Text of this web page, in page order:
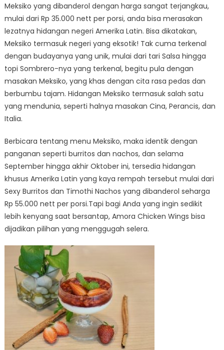
Meksiko yang dibanderol dengan harga sangat terjangkau,
mulai dari Rp 35.000 nett per porsi, anda bisa merasakan
lezatnya hidangan negeri Amerika Latin. Bisa dikatakan,
Meksiko termasuk negeri yang eksotik! Tak cuma terkenal
dengan budayanya yang unik, mulai dari tari Salsa hingga
topi Sombrero-nya yang terkenal, begitu pula dengan
masakan Meksiko, yang khas dengan cita rasa pedas dan
berbumbu tajam. Hidangan Meksiko termasuk salah satu
yang mendunia, seperti halnya masakan Cina, Perancis, dan
Italia.
Berbicara tentang menu Meksiko, maka identik dengan
panganan seperti burritos dan nachos, dan selama
September hingga akhir Oktober ini, tersedia hidangan
khusus Amerika Latin yang kaya rempah tersebut mulai dari
Sexy Burritos dan Timothi Nachos yang dibanderol seharga
Rp 55.000 nett per porsi.Tapi bagi Anda yang ingin sedikit
lebih kenyang saat bersantap, Amora Chicken Wings bisa
dijadikan pilihan yang menggugah selera.